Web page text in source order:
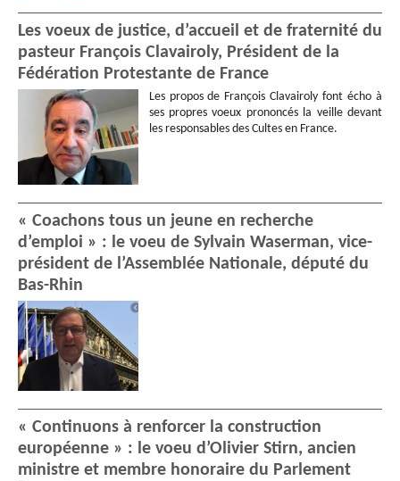
Les voeux de justice, d’accueil et de fraternité du
pasteur François Clavairoly, Président de la
Fédération Protestante de France
Les propos de François Clavairoly font écho à
ses propres voeux prononcés la veille devant
les responsables des Cultes en France.
« Coachons tous un jeune en recherche
d’emploi » : le voeu de Sylvain Waserman, vice-
président de l’Assemblée Nationale, député du
Bas-Rhin
« Continuons à renforcer la construction
européenne » : le voeu d’Olivier Stirn, ancien
ministre et membre honoraire du Parlement